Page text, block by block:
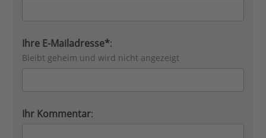
Ihre E-Mailadresse*:
Bleibt geheim und wird nicht angezeigt
Ihr Kommentar: